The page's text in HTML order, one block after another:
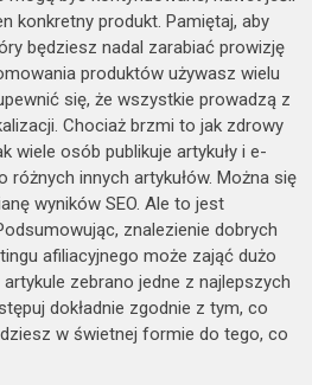
konkretny produkt. Pamiętaj, aby
będziesz nadal zarabiać prowizję
produktów używasz wielu
się, że wszystkie prowadzą z
Chociaż brzmi to jak zdrowy
wiele osób publikuje artykuły i e-
różnych innych artykułów. Można się
wyników SEO. Ale to jest
znalezienie dobrych
afiliacyjnego może zająć dużo
zebrano jedne z najlepszych
dokładnie zgodnie z tym, co
w świetnej formie do tego, co